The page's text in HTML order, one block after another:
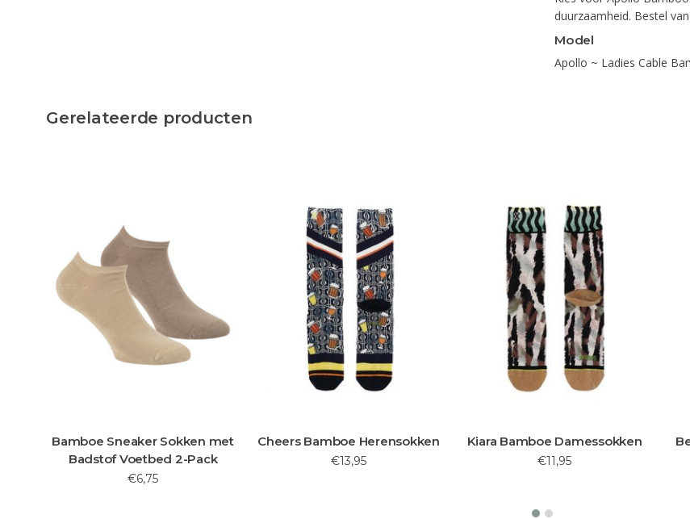
duurzaamheid. Bestel
Model
Apollo ~ Ladies Cable
Gerelateerde producten
Bamboe Sneaker Sokken met
Badstof Voetbed 2-Pack
€6,75
Cheers Bamboe Herensokken
€13,95
Kiara Bamboe Damessokken
€11,95